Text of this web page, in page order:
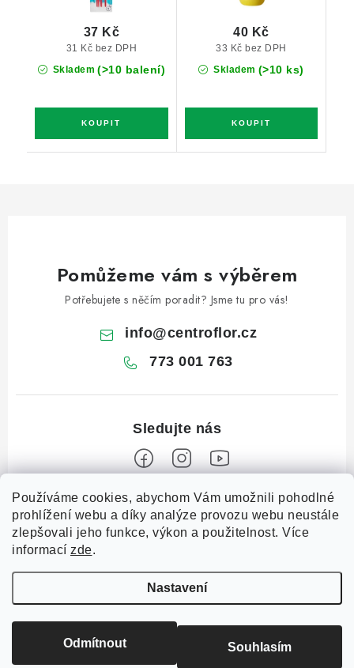
Používáme cookies, abychom Vám umožnili pohodlné
prohlížení webu a díky analýze provozu webu neustále
zlepšovali jeho funkce, výkon a použitelnost. Více
informací zde.
Nastavení
Odmítnout Souhlasím
Skladem (>10 balení)
31 Kč bez DPH
37 Kč
Skladem (>10 ks)
33 Kč bez DPH
40 Kč
Pomůžeme vám s výběrem
Potřebujete s něčím poradit? Jsme tu pro vás!
info@centroflor.cz
773 001 763
Informace pro vás
Dopravné
Kontaktujte nás
Hodnocení obchodu
Tipy na tvoření
Jutový Mikuláš, anděl a čert - perfektní zábava pro děti
Mikuláš, anděl a čert - perfektní tvoření pro děti
Vytvořil Shoptet
Copyright 2026CENTROFLOR, s.r.o. . Všechna práva vyhrazena.